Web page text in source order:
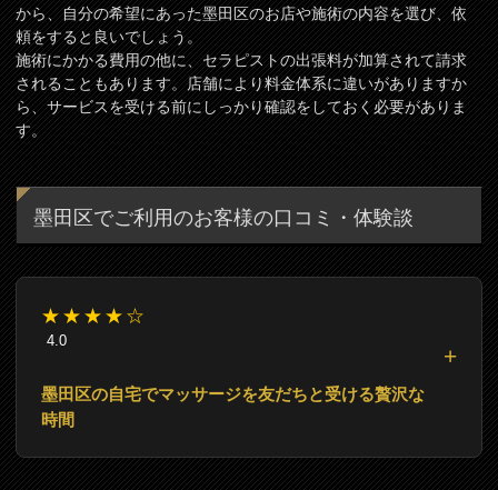
から、自分の希望にあった墨田区のお店や施術の内容を選び、依
頼をすると良いでしょう。
施術にかかる費用の他に、セラピストの出張料が加算されて請求
されることもあります。店舗により料金体系に違いがありますか
ら、サービスを受ける前にしっかり確認をしておく必要がありま
す。
墨田区でご利用のお客様の口コミ・体験談
★★★★☆
4.0
墨田区の自宅でマッサージを友だちと受ける贅沢な
時間